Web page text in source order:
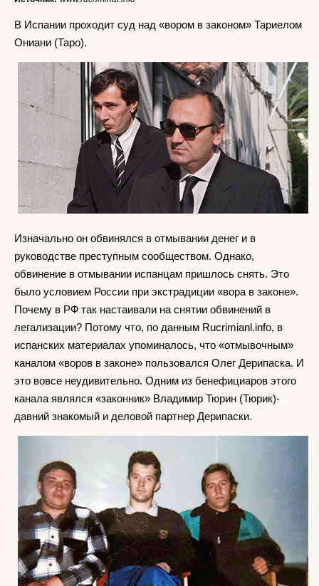
В Испании проходит суд над «вором в законом» Тариелом
Ониани (Таро).
Изначально он обвинялся в отмывании денег и в
руководстве преступным сообществом. Однако,
обвинение в отмывании испанцам пришлось снять. Это
было условием России при экстрадиции «вора в законе».
Почему в РФ так настаивали на снятии обвинений в
легализации? Потому что, по данным Rucrimianl.info, в
испанских материалах упоминалось, что «отмывочным»
каналом «воров в законе» пользовался Олег Дерипаска. И
это вовсе неудивительно. Одним из бенефициаров этого
канала являлся «законник» Владимир Тюрин (Тюрик)-
давний знакомый и деловой партнер Дерипаски.